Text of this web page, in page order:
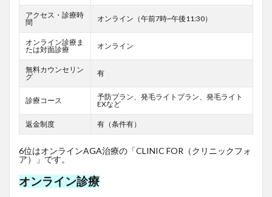
アクセス・診療時
間
オンライン（午前7時~午後11:30）
オンライン診療ま
たは対面診療
オンライン
無料カウンセリン
グ
有
診療コース
予防プラン、発毛ライトプラン、発毛ライト
EXなど
返金制度 有（条件有）
6位はオンラインAGA治療の「CLINIC FOR（クリニックフォ
ア）」です。
オンライン診療